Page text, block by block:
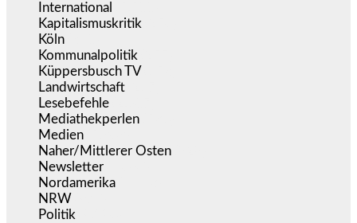
International
Kapitalismuskritik
Köln
Kommunalpolitik
Küppersbusch TV
Landwirtschaft
Lesebefehle
Mediathekperlen
Medien
Naher/Mittlerer Osten
Newsletter
Nordamerika
NRW
Politik